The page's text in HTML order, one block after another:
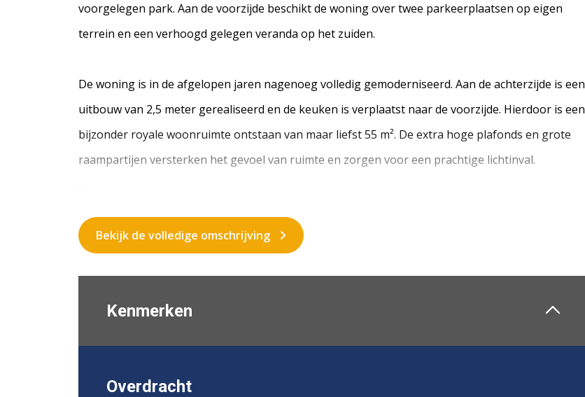
voorgelegen park. Aan de voorzijde beschikt de woning over twee parkeerplaatsen op eigen
terrein en een verhoogd gelegen veranda op het zuiden.
De woning is in de afgelopen jaren nagenoeg volledig gemoderniseerd. Aan de achterzijde is een
uitbouw van 2,5 meter gerealiseerd en de keuken is verplaatst naar de voorzijde. Hierdoor is een
bijzonder royale woonruimte ontstaan van maar liefst 55 m². De extra hoge plafonds en grote
raampartijen versterken het gevoel van ruimte en zorgen voor een prachtige lichtinval.
Bekijk de volledige omschrijving
Kenmerken
Overdracht